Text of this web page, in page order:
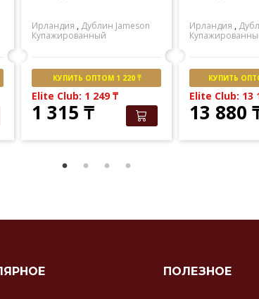
Ирландия , Дублин Jameson
Купажированный
КУПИТЬ ОПТОМ 1 220 ₸
Elite Club: 1 249₸
1 315 ₸
Ирландия ,
КУПИТЬ
Elite Club: 13
13 880
ПОЛЕЗНОЕ